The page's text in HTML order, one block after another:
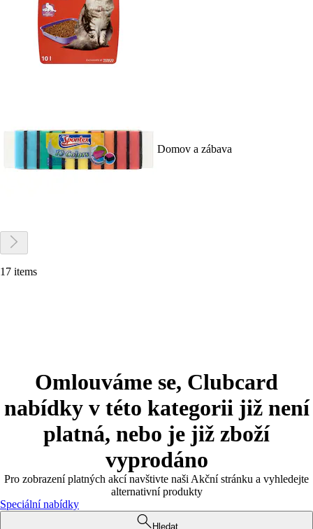
Domov a zábava
17 items
Omlouváme se, Clubcard
nabídky v této kategorii již není
platná, nebo je již zboží
vyprodáno
Pro zobrazení platných akcí navštivte naši Akční stránku a vyhledejte
alternativní produkty
Speciální nabídky
Hledat